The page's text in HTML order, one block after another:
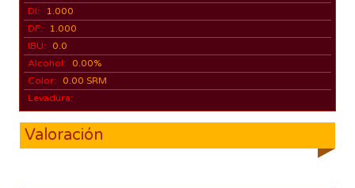
DI:
1.000
DF:
1.000
IBU:
0.0
Alcohol:
0.00%
Color:
0.00 SRM
Levadura:
Valoración